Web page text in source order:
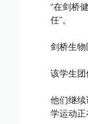
“在剑桥
任”。
剑桥生物
该学生团
他们继
学运动